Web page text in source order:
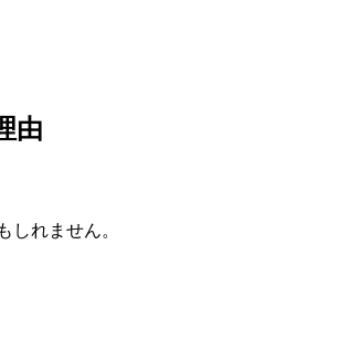
由
しれません。